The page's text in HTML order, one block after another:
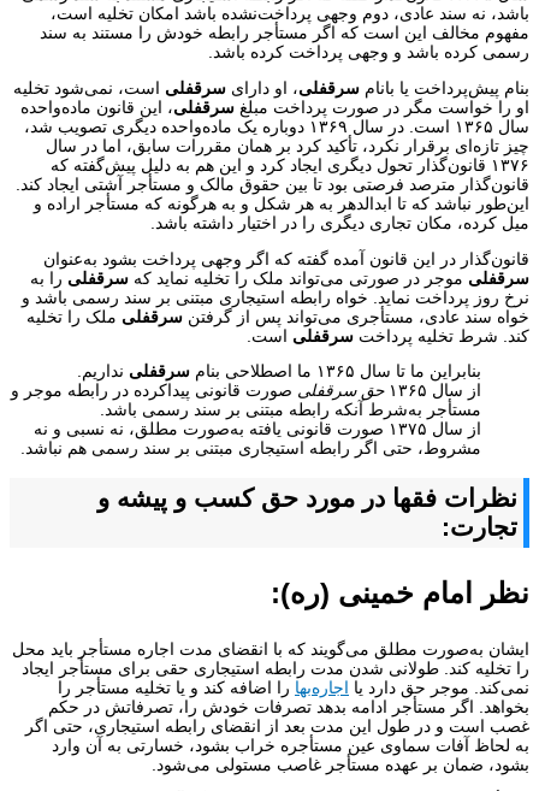
باشد، نه سند عادی، دوم وجهی پرداخت‌نشده باشد امکان تخلیه است،
مفهوم مخالف این است که اگر مستأجر رابطه خودش را مستند به سند
رسمی کرده باشد و وجهی پرداخت کرده باشد.
بنام پیش‌پرداخت یا بانام سرقفلی، او دارای سرقفلی
است، نمی‌شود تخلیه
او را خواست مگر در صورت پرداخت مبلغ سرقفلی، این قانون ماده‌واحده
سال ۱۳۶۵ است. در سال ۱۳۶۹ دوباره یک ماده‌واحده دیگری تصویب شد،
چیز تازه‌ای برقرار نکرد، تأکید کرد بر همان مقررات سابق، اما در سال
۱۳۷۶ قانون‌گذار تحول دیگری ایجاد کرد و این هم به دلیل پیش‌گفته که
قانون‌گذار مترصد فرصتی بود تا بین حقوق مالک و مستأجر آشتی ایجاد کند.
این‌طور نباشد که تا ابدالدهر به هر شکل و به هرگونه که مستأجر اراده و
میل کرده، مکان تجاری دیگری را در اختیار داشته باشد.
قانون‌گذار در این قانون آمده گفته که اگر وجهی پرداخت بشود به‌عنوان
سرقفلی موجر در صورتی می‌تواند ملک را تخلیه نماید که سرقفلی را به
نرخ روز پرداخت نماید. خواه رابطه استیجاری مبتنی بر سند رسمی باشد و
خواه سند عادی، مستأجری می‌تواند پس از گرفتن سرقفلی ملک را تخلیه
کند. شرط تخلیه پرداخت سرقفلی است.
بنابراین ما تا سال ۱۳۶۵ ما اصطلاحی بنام
سرقفلی نداریم.
از سال ۱۳۶۵
حق سرقفلی صورت قانونی پیداکرده در رابطه موجر و
مستأجر به‌شرط آنکه رابطه مبتنی بر سند رسمی باشد.
از سال ۱۳۷۵ صورت قانونی یافته به‌صورت مطلق، نه نسبی و نه
مشروط، حتی اگر رابطه استیجاری مبتنی بر سند رسمی هم نباشد.
نظرات فقها در مورد حق کسب و پیشه و
تجارت:
نظر امام خمینی (ره):
ایشان به‌صورت مطلق می‌گویند که با انقضای مدت اجاره مستأجر باید محل
را تخلیه کند. طولانی شدن مدت رابطه استیجاری حقی برای مستأجر ایجاد
نمی‌کند. موجر حق دارد یا
اجاره‌بها را اضافه کند و یا تخلیه مستأجر را
بخواهد. اگر مستأجر ادامه بدهد تصرفات خودش را، تصرفاتش در حکم
غصب است و در طول این مدت بعد از انقضای رابطه استیجاری، حتی اگر
به لحاظ آفات سماوی عین مستأجره خراب بشود، خسارتی به آن وارد
بشود، ضمان بر عهده مستأجر غاصب مستولی می‌شود.